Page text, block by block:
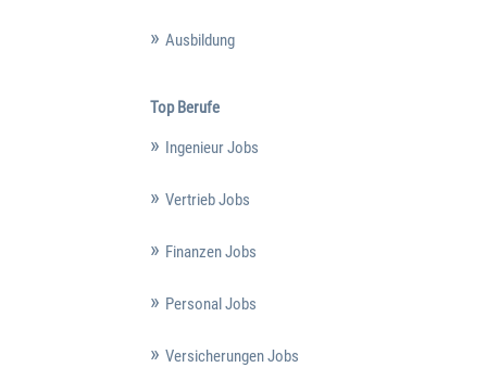
Ausbildung
Top Berufe
Ingenieur Jobs
Vertrieb Jobs
Finanzen Jobs
Personal Jobs
Versicherungen Jobs